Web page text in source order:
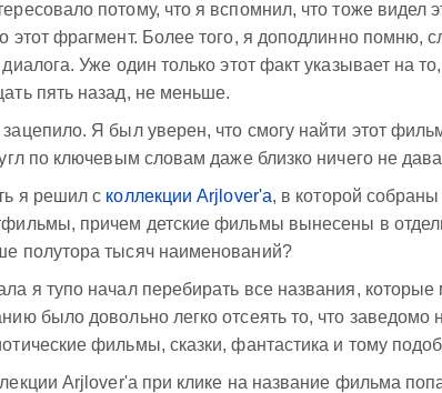
потому, что я вспомнил, что тоже видел
этот фрагмент. Более того, я доподлинно помню,
диалога. Уже один только этот факт указывает на
пять назад, не меньше.
Я был уверен, что смогу найти этот
по ключевым словам даже близко ничего не
я решил с коллекции Arjlover'а, в которой
причем детские фильмы вынесены в
полутора тысяч наименований?
я тупо начал перебирать все названия,
было довольно легко отсеять то, что заведомо
фильмы, сказки, фантастика и тому
Arjlover'а при клике на название фильма